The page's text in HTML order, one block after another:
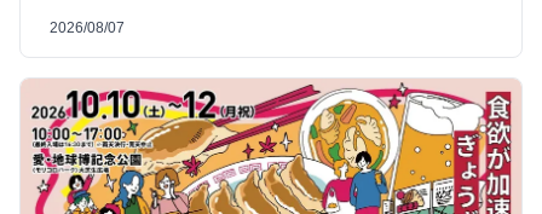
2026/08/07